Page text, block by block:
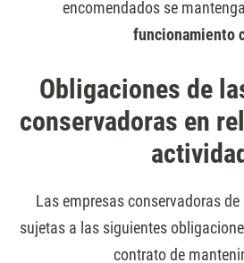
encomendados se
funcionamiento
Obligaciones de
conservadoras en
Las empresas conservadoras
sujetas a las siguientes
contrato de